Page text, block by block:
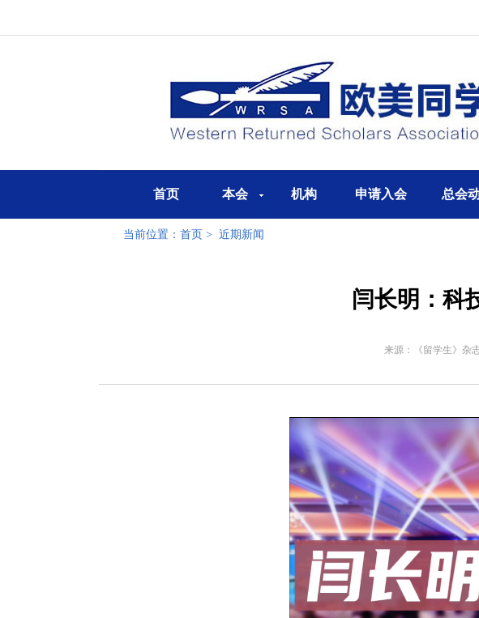
首页 本会 机构 申请入会 总会
当前位置： 首页 > 近期新闻
闫长明：科
来源：《留学生》杂